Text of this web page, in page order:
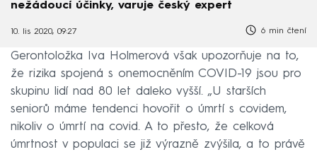
nežádoucí účinky, varuje český expert
10. lis 2020, 09:27 6 min čtení
Gerontoložka Iva Holmerová však upozorňuje na to,
že rizika spojená s onemocněním COVID-19 jsou pro
skupinu lidí nad 80 let daleko vyšší. „U starších
seniorů máme tendenci hovořit o úmrtí s covidem,
nikoliv o úmrtí na covid. A to přesto, že celková
úmrtnost v populaci se již výrazně zvýšila, a to právě